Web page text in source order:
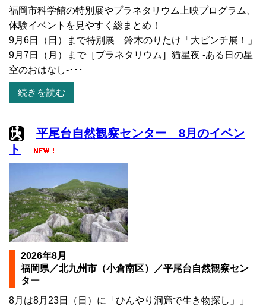
福岡市科学館の特別展やプラネタリウム上映プログラム、
体験イベントを見やすく総まとめ！
9月6日（日）まで特別展 鈴木のりたけ「大ピンチ展！」
9月7日（月）まで［プラネタリウム］猫星夜 -ある日の星
空のおはなし-･･･
続きを読む
平尾台自然観察センター 8月のイベン
ト
2026年8月
福岡県／北九州市（小倉南区）／平尾台自然観察セン
ター
8月は8月23日（日）に「ひんやり洞窟で生き物探し」」